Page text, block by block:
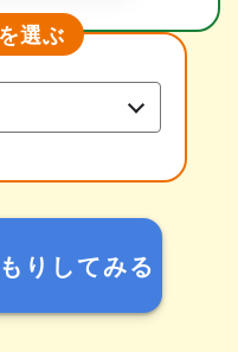
選ぶ
りしてみる